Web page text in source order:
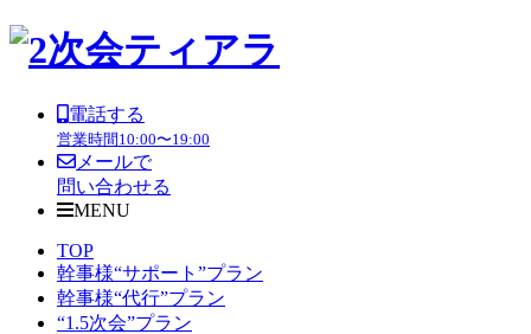
電話する
営業時間 10:00〜19:00
メールで
問い合わせる
MENU
TOP
幹事様“サポート”プラン
幹事様“代行”プラン
“1.5次会”プラン